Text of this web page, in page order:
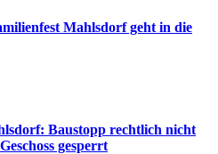
Mahlsdorf geht in die
Baustopp rechtlich nicht
gesperrt